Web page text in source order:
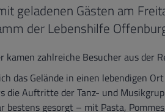
geladenen Gästen am
der Lebenshilfe
kamen zahlreiche Besucher aus der
das Gelände in einen lebendigen
die Auftritte der Tanz- und
bestens gesorgt – mit Pasta,